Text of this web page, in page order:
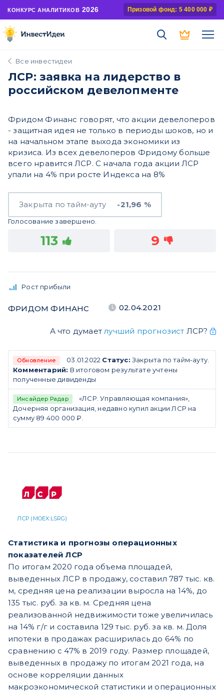
КОНКУРС АНАЛИТИКОВ 2026 Призовой фонд: 5 400 000 ₽
Все инвестидеи
ЛСР: заявка на лидерство в
российском девелопменте
Фридом Финанс говорят, что акции девелоперов
- защитная идея не только в периоды шоков, но и
на начальном этапе выхода экономики из
кризиса. Из всех девелоперов Фридому больше
всего нравится ЛСР. С начала года акции ЛСР
упали на 4% при росте Индекса на 8%
Закрыта по тайм-ауту -21,96 %
Голосование завершено.
113 9
Рост прибыли
ФРИДОМ ФИНАНС 02.04.2021
А что думает лучший прогнозист ЛСР?
Обновление 03.01.2022 Статус: Закрыта по тайм-ауту.
Комментарий: В итоговом результате учтены
полученные дивиденды
Инсайдер Радар
«ЛСР. Управляющая компания»,
Дочерняя организация, недавно купил акции ЛСР на
сумму 89 400 000 ₽.
ЛСР (MOEX:LSRG)
Статистика и прогнозы операционных
показателей ЛСР
По итогам 2020 года объема площадей,
выведенных ЛСР в продажу, составил 787 тыс. кв.
м, средняя цена реализации выросла на 14%, до
135 тыс. руб. за кв. м. Средняя цена
реализованной недвижимости тоже увеличилась
на 14% г/г и составила 129 тыс. руб. за кв. м. Доля
ипотеки в продажах расширилась до 64% по
сравнению с 47% в 2019 году. Размер площадей,
выведенных в продажу по итогам 2021 года, на
основе корреляции данных
макроэкономической статистики и операционных